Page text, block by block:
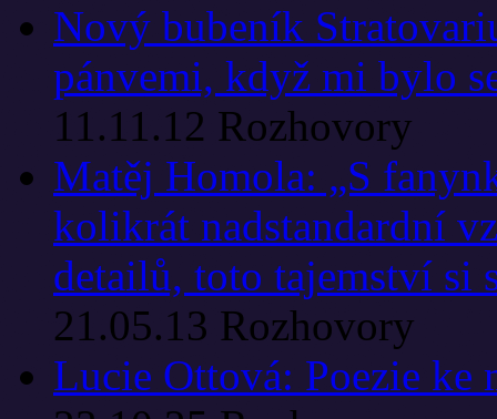
Nový bubeník
pánvemi, když mi bylo
11.11.12 Rozhovory
Matěj Homola: „S
kolikrát nadstandardní
detailů, toto tajemství si
21.05.13 Rozhovory
Lucie Ottová: Poezie ke